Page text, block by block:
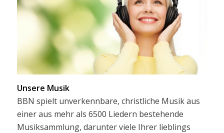
Unsere Musik
BBN spielt unverkennbare, christliche Musik aus
einer aus mehr als 6500 Liedern bestehende
Musiksammlung, darunter viele Ihrer lieblings